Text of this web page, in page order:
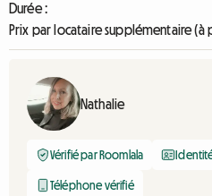
Durée :
Prix par locataire supplémentaire (à
Nathalie
Vérifié par Roomlala
Téléphone vérifié